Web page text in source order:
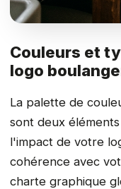
Couleurs et
logo
La palette de
sont deux
l'impact de votre
cohérence avec
charte graphique